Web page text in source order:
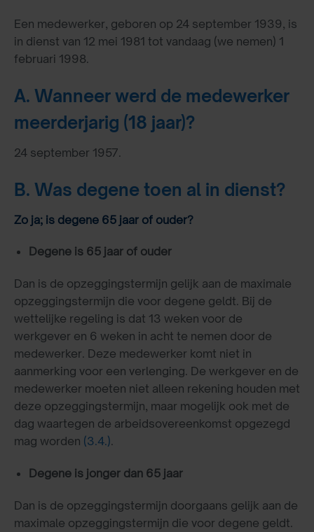
Een medewerker, geboren op 24 september 1939, is
in dienst van 12 mei 1981 tot vandaag (we nemen) 1
februari 1998.
A. Wanneer werd de medewerker
meerderjarig (18 jaar)?
24 september 1957.
B. Was degene toen al in dienst?
Zo ja; is degene 65 jaar of ouder?
Degene is 65 jaar of ouder
Dan is de opzeggingstermijn gelijk aan de maximale
opzeggingstermijn die voor degene geldt. Bij de
wettelijke regeling is dat 13 weken voor de
werkgever en 6 weken in acht te nemen door de
medewerker. Deze medewerker komt niet in
aanmerking voor een verlenging. De werkgever en de
medewerker moeten niet alleen rekening houden met
deze opzeggingstermijn, maar mogelijk ook met de
dag waartegen de arbeidsovereenkomst opgezegd
mag worden (3.4.).
Degene is jonger dan 65 jaar
Dan is de opzeggingstermijn doorgaans gelijk aan de
maximale opzeggingstermijn die voor degene geldt.